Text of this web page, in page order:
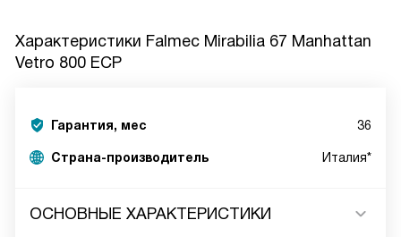
Характеристики Falmec Mirabilia 67 Manhattan
Vetro 800 ECP
Гарантия, мес 36
Страна-производитель Италия*
ОСНОВНЫЕ ХАРАКТЕРИСТИКИ